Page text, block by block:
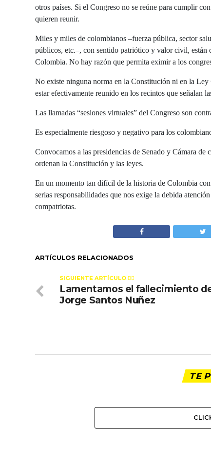
otros países. Si el Congreso no se reúne para cumplir
quieren reunir.
Miles y miles de colombianos –fuerza pública, sector
públicos, etc.–, con sentido patriótico y valor civil, están
Colombia. No hay razón que permita eximir a los
No existe ninguna norma en la Constitución ni en la
estar efectivamente reunido en los recintos que señalan
Las llamadas “sesiones virtuales” del Congreso son
Es especialmente riesgoso y negativo para los
Convocamos a las presidencias de Senado y Cámara de
ordenan la Constitución y las leyes.
En un momento tan difícil de la historia de Colombia
serias responsabilidades que nos exige la debida
compatriotas.
ARTÍCULOS RELACIONADOS
SIGUIENTE ARTÍCULO 👈🏻
Lamentamos el fallecimiento
Jorge Santos Nuñez
TE